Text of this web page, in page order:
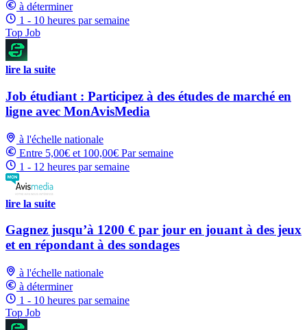
à déterminer
1 - 10 heures par semaine
Top Job
lire la suite
Job étudiant : Participez à des études de marché en
ligne avec MonAvisMedia
à l'échelle nationale
Entre 5,00€ et 100,00€ Par semaine
1 - 12 heures par semaine
lire la suite
Gagnez jusqu’à 1200 € par jour en jouant à des jeux
et en répondant à des sondages
à l'échelle nationale
à déterminer
1 - 10 heures par semaine
Top Job